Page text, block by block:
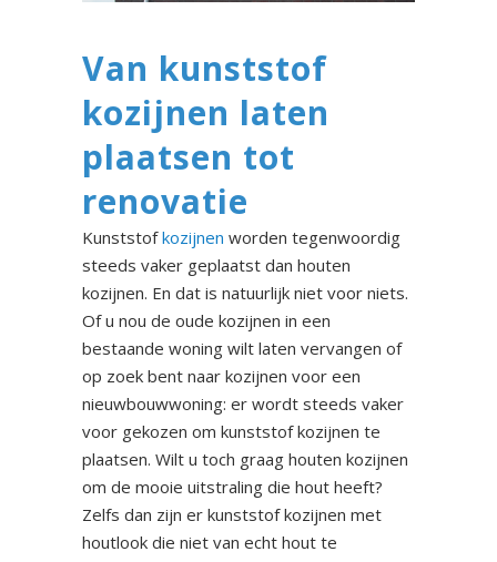
Van kunststof
kozijnen laten
plaatsen tot
renovatie
Kunststofkozijnen worden tegenwoordig
steeds vaker geplaatst dan houten
kozijnen. En dat is natuurlijk niet voor niets.
Of u nou de oude kozijnen in een
bestaande woning wilt laten vervangen of
op zoek bent naar kozijnen voor een
nieuwbouwwoning: er wordt steeds vaker
voor gekozen om kunststof kozijnen te
plaatsen. Wilt u toch graag houten kozijnen
om de mooie uitstraling die hout heeft?
Zelfs dan zijn er kunststof kozijnen met
houtlook die niet van echt hout te